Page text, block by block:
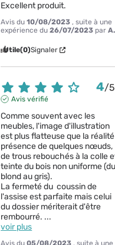
Excellent produit.
Avis du10/08/2023 , suite à une
expérience du26/07/2023 par
Utile(0)Signaler
4/5
Avis vérifié
Comme souvent avec les
meubles, l'image d'illustration
est plus flatteuse que la
présence de quelques nœuds,
de trous rebouchés à la colle
teinte du bois non uniforme
blond au gris).
La fermeté du  coussin de
l'assise est parfaite mais celui
du dossier mériterait d'être
rembourré. ...
voir plus